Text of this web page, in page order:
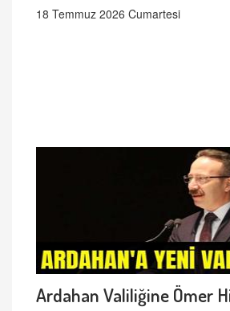
18 Temmuz 2026 Cumartesi
Ardahan Valiliğine Ömer